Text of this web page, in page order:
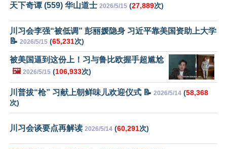
天下奇谭 (559) 华山道士 2026/5/15 (27,889次)
川习会李强“被低调” 彭丽媛隐身 习近平靠美国资助上大学
📝 2026/5/15 (65,231次)
被美国逼到这份上！习与鲁比欧握手超尴尬
🖼️ 2026/5/15 (106,933次)
川普拔“枪” 习献上朝鲜味儿欢迎仪式 📝 2026/5/14 (58,368
次)
川习会谈要点再解读 2026/5/14 (60,291次)